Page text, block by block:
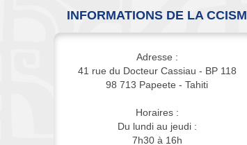
INFORMATIONS DE LA CCISM
Adresse :
41 rue du Docteur Cassiau - BP 118
98 713 Papeete - Tahiti
Horaires :
Du lundi au jeudi :
7h30 à 16h